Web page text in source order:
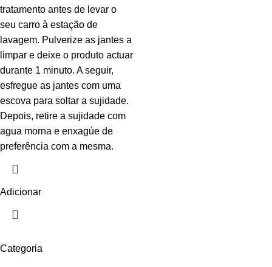
Categoria
tratamento antes de levar o
seu carro à estação de
lavagem. Pulverize as jantes a
limpar e deixe o produto actuar
durante 1 minuto. A seguir,
esfregue as jantes com uma
escova para soltar a sujidade.
Depois, retire a sujidade com
agua morna e enxagúe de
preferência com a mesma.
Adicionar